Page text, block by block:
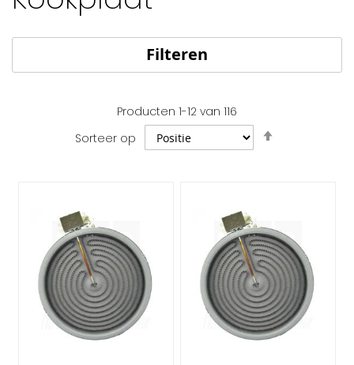
Filteren
Producten 1-12 van 116
Sorteer op